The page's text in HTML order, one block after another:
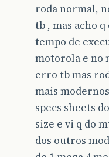
roda normal,
tb , mas acho
tempo de
motorola e no
erro tb mas
mais
specs sheets
size e vi q do
dos outros